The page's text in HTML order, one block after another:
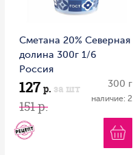
Сметана 20% Северная
долина 300г 1/6
Россия
127 р. за шт
151 р.
300 г
наличие: 2